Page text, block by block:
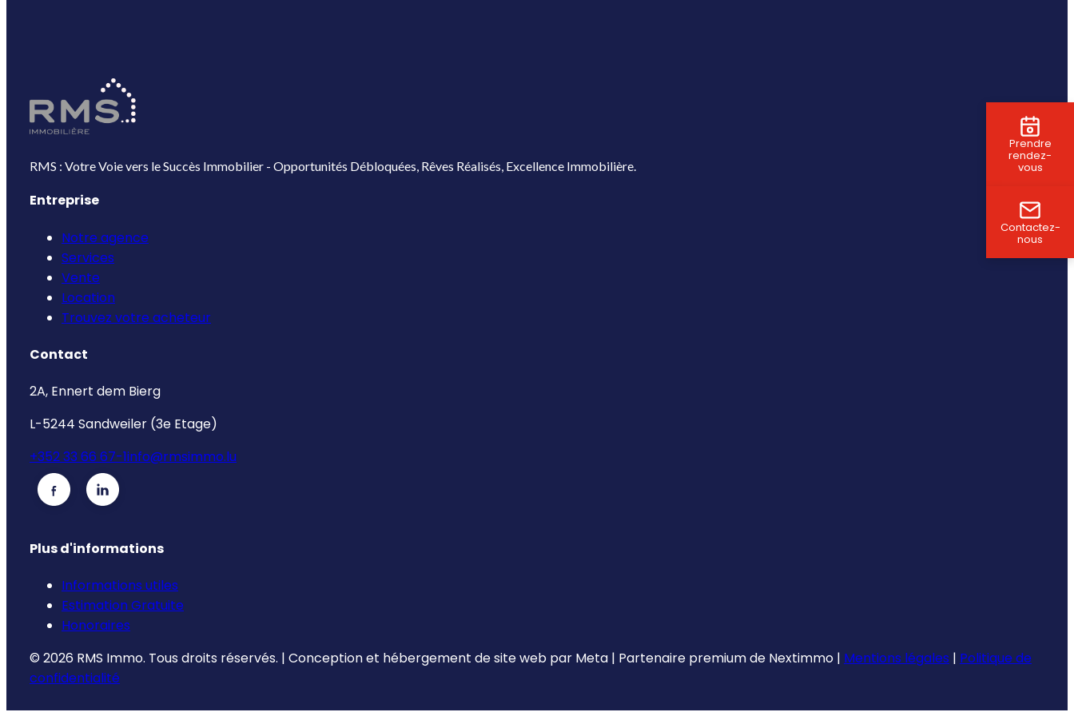
Prendre
rendez-
vous
Contactez-
nous
RMS : Votre Voie vers le Succès Immobilier - Opportunités Débloquées, Rêves Réalisés, Excellence Immobilière.
Entreprise
Notre agence
Services
Vente
Location
Trouvez votre acheteur
Contact
2A, Ennert dem Bierg
L-5244 Sandweiler (3e Etage)
+352 33 66 67-1info@rmsimmo.lu
Plus d'informations
Informations utiles
Estimation Gratuite
Honoraires
© 2026 RMS Immo. Tous droits réservés. | Conception et hébergement de site web par Meta | Partenaire premium de Nextimmo | Mentions légales | Politique de
confidentialité